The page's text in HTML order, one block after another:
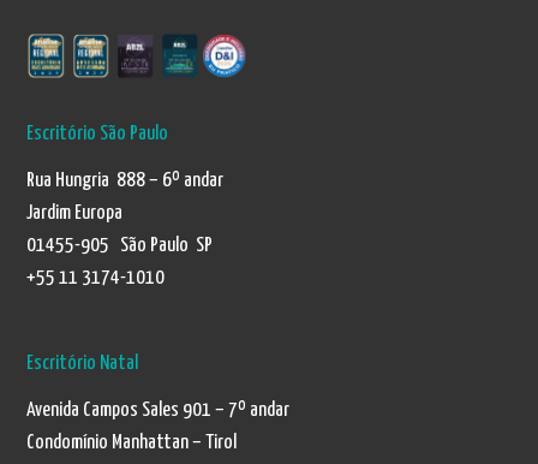
Escritório São Paulo
Rua Hungria 888 – 6º andar
Jardim Europa
01455-905 São Paulo SP
+55 11 3174-1010
Escritório Natal
Avenida Campos Sales 901 – 7º andar
Condomínio Manhattan – Tirol